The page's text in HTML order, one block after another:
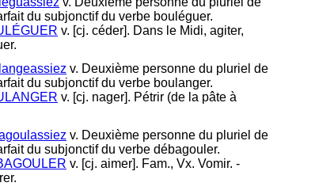
du subjonctif du verbe bouléguer.
v. [cj. céder]. Dans le Midi, agiter,
v. Deuxième personne du pluriel de
du subjonctif du verbe boulanger.
v. [cj. nager]. Pétrir (de la pâte à
v. Deuxième personne du pluriel de
du subjonctif du verbe débagouler.
v. [cj. aimer]. Fam., Vx. Vomir. -